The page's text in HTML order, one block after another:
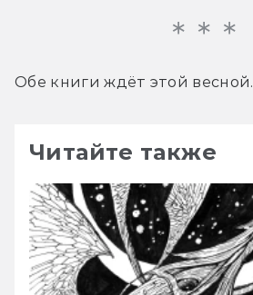
Обе книги ждёт этой весной.
Читайте также